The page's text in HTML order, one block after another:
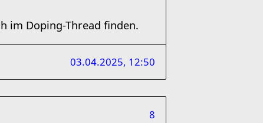
im Doping-Thread finden.
03.04.2025, 12:50
8